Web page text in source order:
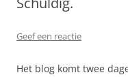
Geef een reactie
Het blog komt twee